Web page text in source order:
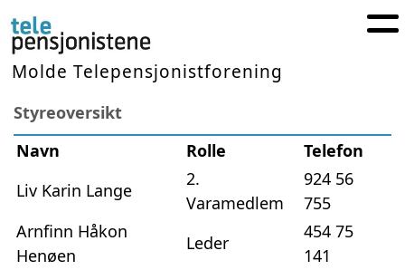
Molde Telepensjonistforening
Styreoversikt
Navn
Rolle
Telefon
Liv Karin Lange
2.
Varamedlem
924 56
755
Arnfinn Håkon
Henøen
Leder
454 75
141